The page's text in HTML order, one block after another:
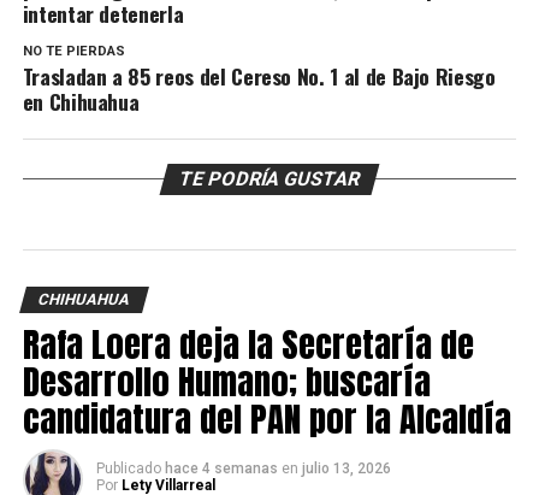
intentar detenerla
NO TE PIERDAS
Trasladan a 85 reos del Cereso No. 1 al de Bajo Riesgo
en Chihuahua
TE PODRÍA GUSTAR
CHIHUAHUA
Rafa Loera deja la Secretaría de
Desarrollo Humano; buscaría
candidatura del PAN por la Alcaldía
Publicado hace 4 semanas en julio 13, 2026
Por Lety Villarreal